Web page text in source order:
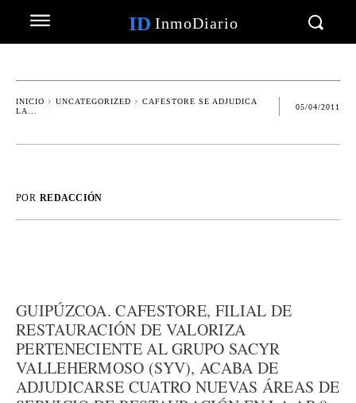
ID InmoDiario
INICIO UNCATEGORIZED
CAFESTORE SE ADJUDICA
LA...
05/04/2011
POR REDACCIÓN
GUIPÚZCOA. CAFESTORE, FILIAL DE
RESTAURACIÓN DE VALORIZA
PERTENECIENTE AL GRUPO SACYR
VALLEHERMOSO (SYV), ACABA DE
ADJUDICARSE CUATRO NUEVAS ÁREAS DE